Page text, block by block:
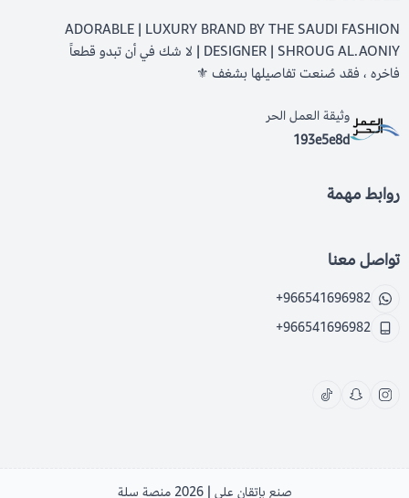
ADORABLE | LUXURY BRAND BY THE SAUDI FASHION
DESIGNER | SHROUG AL.AONIY | لا شك في أن تبدو قطعاً
فاخره ، فقد صُنعت تفاصيلها بشغف ⚜️
وثيقة العمل الحر
193e5e8d
روابط مهمة
تواصل معنا
+966541696982
+966541696982
صنع بإتقان على | 2026 منصة سلة